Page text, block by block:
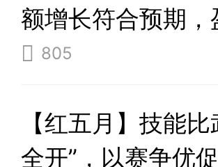
额增长符合预期，
保持强劲
805
【红五月】技能比
全开”，以赛争优